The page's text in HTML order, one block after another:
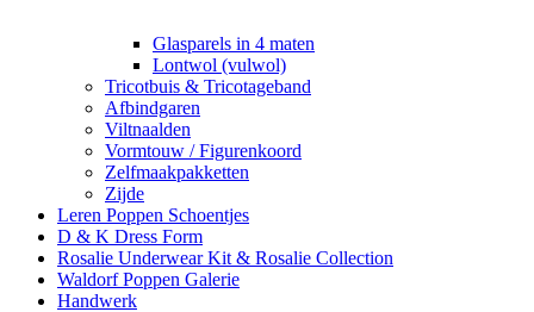
Glasparels in 4 maten
Lontwol (vulwol)
Tricotbuis & Tricotageband
Afbindgaren
Viltnaalden
Vormtouw / Figurenkoord
Zelfmaakpakketten
Zijde
Leren Poppen Schoentjes
D & K Dress Form
Rosalie Underwear Kit & Rosalie Collection
Waldorf Poppen Galerie
Handwerk